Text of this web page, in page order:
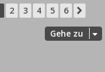
2 3 4 5 6
Gehe zu